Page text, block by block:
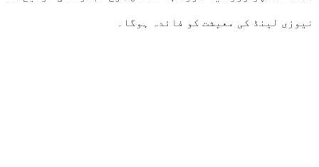
نیوزی لینڈ کی معیشت کو فائدہ ہوگا۔